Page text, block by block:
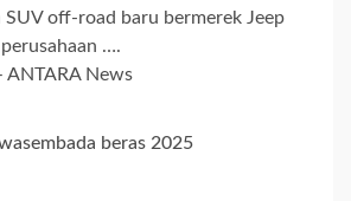
SUV off-road baru bermerek Jeep
….
ANTARA News
beras 2025